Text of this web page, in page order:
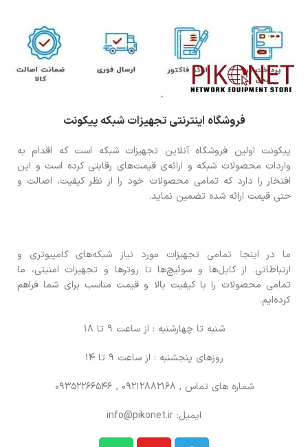
فروشگاه اینترنتی تجهیزات شبکه پیکونت
پیکونت اولین فروشگاه آنلاین تجهیزات شبکه است که اقدام به
واردات محصولات شبکه و ارائه‌ی قیمت‌های رقابتی کرده است و این
افتخار را دارد که تمامی محصولات خود را از نظر کیفیت، اصالت و
حتی قیمت ارائه شده تضمین نماید.
ما در اینجا تمامی تجهیزات مورد نیاز شبکه‌های کامپیوتری و
ارتباطاتی. از کابل‌ها و سوئیچ‌ها تا روترها و تجهیزات امنیتی، ما
تمامی محصولات را با کیفیت بالا و قیمت مناسب برای شما فراهم
کرده‌ایم.
شنبه تا چهارشنبه : از ساعت 9 تا 18
روزهای پنجشنبه : از ساعت 9 تا 14
شماره های تماس , 09212882168 , 09352266546
ایمیل: info@pikonet.ir